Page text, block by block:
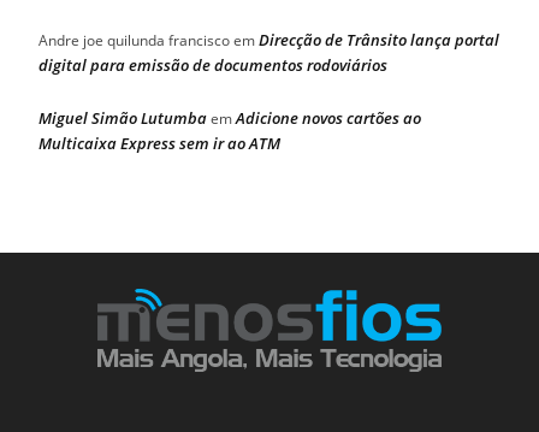
Andre joe quilunda franciscoemDirecção de Trânsito lança portal
digital para emissão de documentos rodoviários
Miguel Simão LutumbaemAdicione novos cartões ao
Multicaixa Express sem ir ao ATM